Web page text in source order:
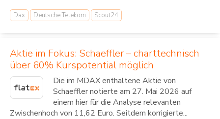
Dax Deutsche Telekom Scout24
Aktie im Fokus: Schaeffler – charttechnisch
über 60% Kurspotential möglich
Die im MDAX enthaltene Aktie von
Schaeffler notierte am 27. Mai 2026 auf
einem hier für die Analyse relevanten
Zwischenhoch von 11,62 Euro. Seitdem korrigierte...